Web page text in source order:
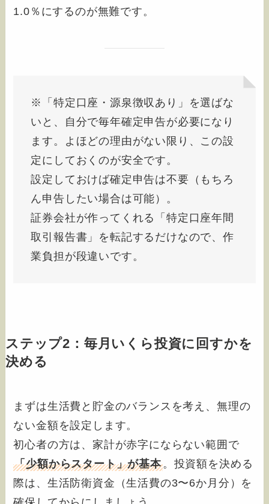
1.0％にするのが無難です。
※「特定口座・源泉徴収あり」を選ばな
いと、自分で毎年確定申告が必要になり
ます。よほどの理由がない限り、この設
定にしておくのが安全です。
設定しておけば確定申告は不要（もちろ
ん申告したい場合は可能）。
証券会社が作ってくれる「特定口座年間
取引報告書」を転記するだけなので、作
業負担が段違いです。
ステップ2：毎月いくら投資に回すかを
決める
まずは生活費と貯金のバランスを考え、無理の
ない金額を設定します。
初心者の方は、家計が赤字にならない範囲で
「少額からスタート」が基本。投資額を決める
際は、生活防衛資金（生活費の3〜6か月分）を